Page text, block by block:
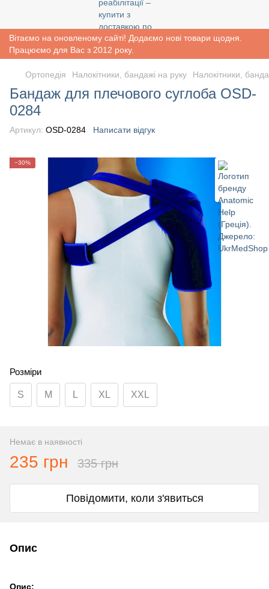
Вітаємо на оновленому сайті! Додаємо нові товари щодня.
Працюємо для Вас з 2012 року.
Ортопедія Налокітники, бандажі на руку Налокітники,
Бандаж для плечового суглоба OSD-
0284
Артикул: OSD-0284 Написати відгук
−30%
Розміри
S M L XL XXL
Немає в наявності
235 грн 335 грн
Повідомити, коли з'явиться
Опис
Опис: